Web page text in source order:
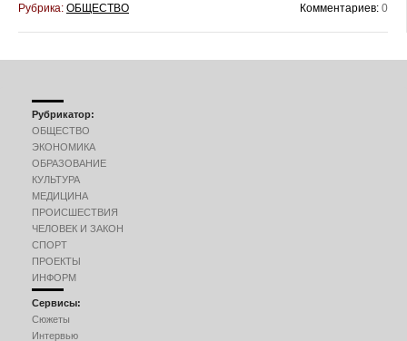
Рубрика: ОБЩЕСТВО Комментариев: 0
Рубрикатор:
ОБЩЕСТВО
ЭКОНОМИКА
ОБРАЗОВАНИЕ
КУЛЬТУРА
МЕДИЦИНА
ПРОИСШЕСТВИЯ
ЧЕЛОВЕК И ЗАКОН
СПОРТ
ПРОЕКТЫ
ИНФОРМ
Сервисы:
Сюжеты
Интервью